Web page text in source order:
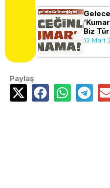
Biz
13 Mart
Paylaş